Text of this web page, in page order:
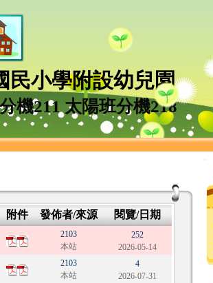
民小學附設幼兒園
機211 太陽班分機218
附件 發佈者/來源
閱覽/日期
2103
本站
252
2026-05-14
2103
本站
4
2026-07-31
:::